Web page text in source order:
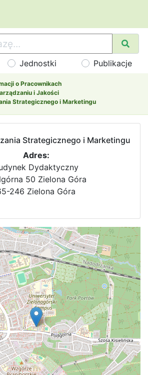
Jednostki Publikacje
o Pracownikach
i Jakości
Strategicznego i Marketingu
Strategicznego i Marketingu
Adres:
Dydaktyczny
50 Zielona Góra
246 Zielona Góra